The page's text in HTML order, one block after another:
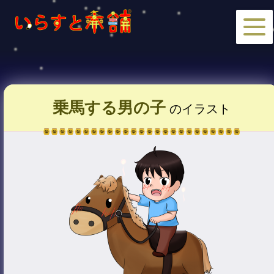
乗馬する男の子のイラスト